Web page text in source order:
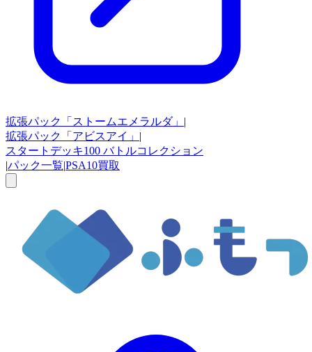
拡張パック 「ストームエメラルダ」 |
拡張パック
「アビスアイ」 |
スタートデッキ100 バトルコレクション
|パック一覧|PSA10買取